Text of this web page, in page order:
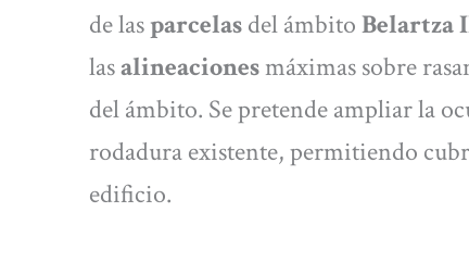
de lasparcelasdel ámbitoBelartza
lasalineacionesmáximas sobre
del ámbito. Se pretende ampliar la
rodadura existente, permitiendo
edificio.